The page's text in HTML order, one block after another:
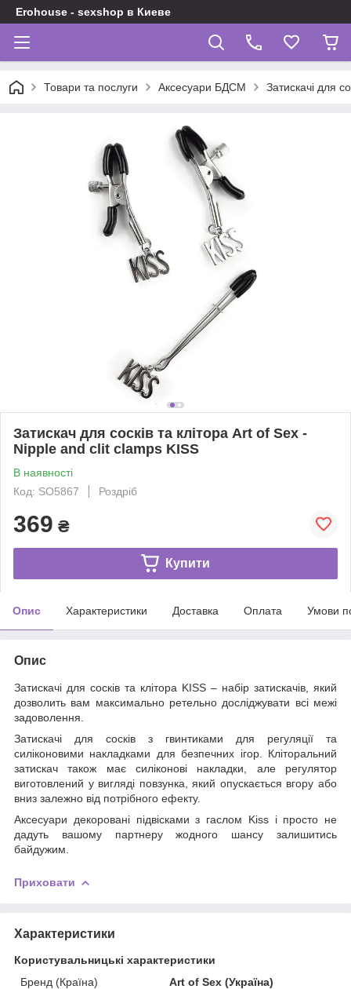
Erohouse - sexshop в Киеве
Товари та послуги Аксесуари БДСМ Затискачі для
Затискач для сосків та клітора Art of Sex -
Nipple and clit clamps KISS
В наявності
Код: SO5867
Роздріб
369 ₴
Купити
Опис Характеристики Доставка Оплата Умови
Опис
Затискачі для сосків та клітора KISS – набір затискачів, який
дозволить вам максимально ретельно досліджувати всі межі
задоволення.
Затискачі для сосків з гвинтиками для регуляції та
силіконовими накладками для безпечних ігор. Кліторальний
затискач також має силіконові накладки, але регулятор
виготовлений у вигляді повзунка, який опускається вгору або
вниз залежно від потрібного ефекту.
Аксесуари декоровані підвісками з гаслом Kiss і просто не
дадуть вашому партнеру жодного шансу залишитись
байдужим.
Приховати
Характеристики
Користувальницькі характеристики
Бренд (Країна)
Art of Sex (Україна)